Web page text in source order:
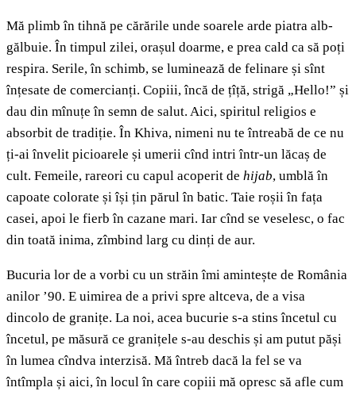
Mă plimb în tihnă pe cărările unde soarele arde piatra alb-
gălbuie. În timpul zilei, orașul doarme, e prea cald ca să poți
respira. Serile, în schimb, se luminează de felinare și sînt
înțesate de comercianți. Copiii, încă de țîță, strigă „Hello!” și
dau din mînuțe în semn de salut. Aici, spiritul religios e
absorbit de tradiție. În Khiva, nimeni nu te întreabă de ce nu
ți-ai învelit picioarele și umerii cînd intri într-un lăcaș de
cult. Femeile, rareori cu capul acoperit de hijab, umblă în
capoate colorate și își țin părul în batic. Taie roșii în fața
casei, apoi le fierb în cazane mari. Iar cînd se veselesc, o fac
din toată inima, zîmbind larg cu dinți de aur.
Bucuria lor de a vorbi cu un străin îmi amintește de România
anilor ’90. E uimirea de a privi spre altceva, de a visa
dincolo de granițe. La noi, acea bucurie s-a stins încetul cu
încetul, pe măsură ce granițele s-au deschis și am putut păși
în lumea cîndva interzisă. Mă întreb dacă la fel se va
întîmpla și aici, în locul în care copiii mă opresc să afle cum